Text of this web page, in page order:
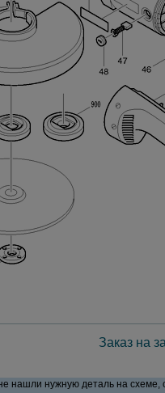
Заказ на
нашли нужную деталь на схеме,